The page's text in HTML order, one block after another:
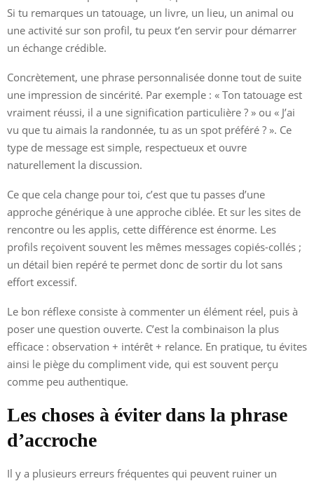
Si tu remarques un tatouage, un livre, un lieu, un animal ou
une activité sur son profil, tu peux t’en servir pour démarrer
un échange crédible.
Concrètement, une phrase personnalisée donne tout de suite
une impression de sincérité. Par exemple : « Ton tatouage est
vraiment réussi, il a une signification particulière ? » ou « J’ai
vu que tu aimais la randonnée, tu as un spot préféré ? ». Ce
type de message est simple, respectueux et ouvre
naturellement la discussion.
Ce que cela change pour toi, c’est que tu passes d’une
approche générique à une approche ciblée. Et sur les sites de
rencontre ou les applis, cette différence est énorme. Les
profils reçoivent souvent les mêmes messages copiés-collés ;
un détail bien repéré te permet donc de sortir du lot sans
effort excessif.
Le bon réflexe consiste à commenter un élément réel, puis à
poser une question ouverte. C’est la combinaison la plus
efficace : observation + intérêt + relance. En pratique, tu évites
ainsi le piège du compliment vide, qui est souvent perçu
comme peu authentique.
Les choses à éviter dans la phrase
d’accroche
Il y a plusieurs erreurs fréquentes qui peuvent ruiner un